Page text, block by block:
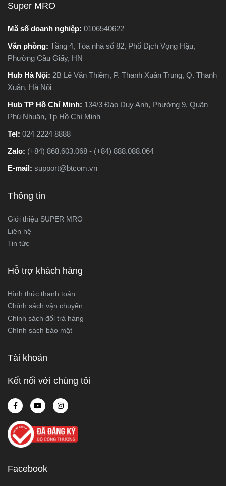
Super MRO
Mã số doanh nghiệp: 0106540622
Văn phòng: Tầng 4, Tòa nhà số 82, Phố Dịch Vọng Hậu,
Phường Cầu Giấy, HN
Hub Hà Nội: 2B Lê Văn Thiêm, P. Thanh Xuân Trung, Q. Thanh
Xuân, Hà Nội
Hub TP Hồ Chí Minh: 134/3 Đào Duy Anh, Phường 9, Quận
Phú Nhuận, Tp Hồ Chí Minh
Tel: 024 2224 8888
Zalo: (+84) 868.603.068 - (+84) 888.088.064
E-mail: support@btcom.vn
Thông tin
Giới thiệu SUPER MRO
Liên hệ
Tin tức
Hỗ trợ khách hàng
Hình thức thanh toán
Chính sách vận chuyển
Chỉnh sách đổi trả hàng
Chính sách bảo mật
Tài khoản
Kết nối với chúng tôi
Facebook